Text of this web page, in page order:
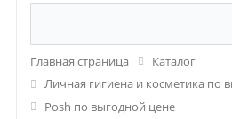
Главная страница
Каталог
Личная гигиена и косметика по
Posh по выгодной цене